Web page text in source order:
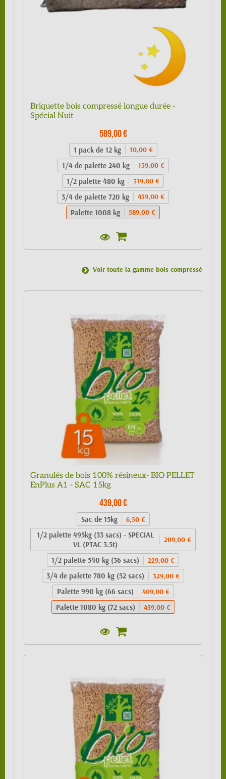
Briquette bois compressé longue durée -
Spécial Nuit
589,00 €
1 pack de 12 kg 10,00 €
1/4 de palette 240 kg 159,00 €
1/2 palette 480 kg 319,00 €
3/4 de palette 720 kg 459,00 €
Palette 1008 kg 589,00 €
Voir toute la gamme bois compressé
Granulés de bois 100% résineux- BIO PELLET
EnPlus A1 - SAC 15kg
439,00 €
Sac de 15kg 6,50 €
1/2 palette 495kg (33 sacs) - SPECIAL
VL (PTAC 3.5t)
209,00 €
1/2 palette 540 kg (36 sacs) 229,00 €
3/4 de palette 780 kg (52 sacs) 329,00 €
Palette 990 kg (66 sacs) 409,00 €
Palette 1080 kg (72 sacs) 439,00 €